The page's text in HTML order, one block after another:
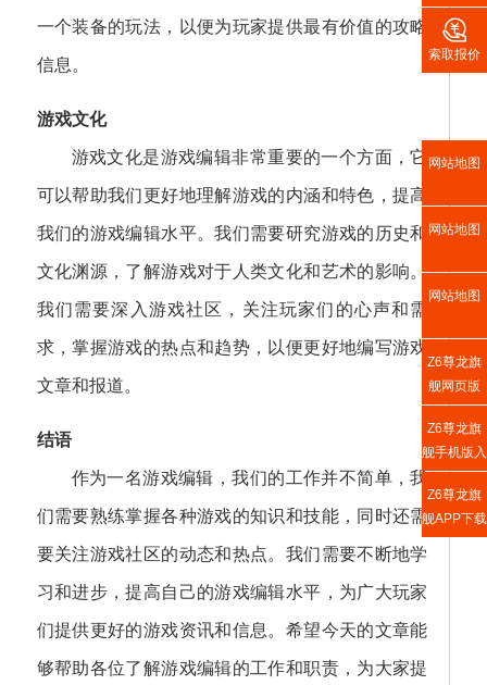
一个装备的玩法，以便为玩家提供最有价值的攻略
信息。
游戏文化
游戏文化是游戏编辑非常重要的一个方面，它
可以帮助我们更好地理解游戏的内涵和特色，提高
我们的游戏编辑水平。我们需要研究游戏的历史和
文化渊源，了解游戏对于人类文化和艺术的影响。
我们需要深入游戏社区，关注玩家们的心声和需
求，掌握游戏的热点和趋势，以便更好地编写游戏
文章和报道。
结语
作为一名游戏编辑，我们的工作并不简单，我
们需要熟练掌握各种游戏的知识和技能，同时还需
要关注游戏社区的动态和热点。我们需要不断地学
习和进步，提高自己的游戏编辑水平，为广大玩家
们提供更好的游戏资讯和信息。希望今天的文章能
够帮助各位了解游戏编辑的工作和职责，为大家提

索取报价
网站地图
网站地图
网站地图
Z6尊龙旗
舰网页版
Z6尊龙旗
舰手机版入
口
Z6尊龙旗
舰APP下载